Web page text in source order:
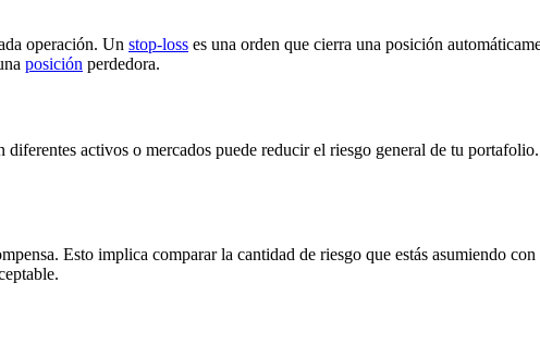
operación. Un stop-loss es una orden que cierra una posición
posición perdedora.
activos o mercados puede reducir el riesgo general de tu
Esto implica comparar la cantidad de riesgo que estás asumiendo